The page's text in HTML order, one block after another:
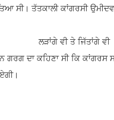
ਸੀ। ਤੱਤਕਾਲੀ ਕਾਂਗਰਸੀ
ਤੇ ਜਿੱਤਾਂਗੇ ਵੀ
ਗਰਗ ਦਾ ਕਹਿਣਾ ਸੀ ਕਿ